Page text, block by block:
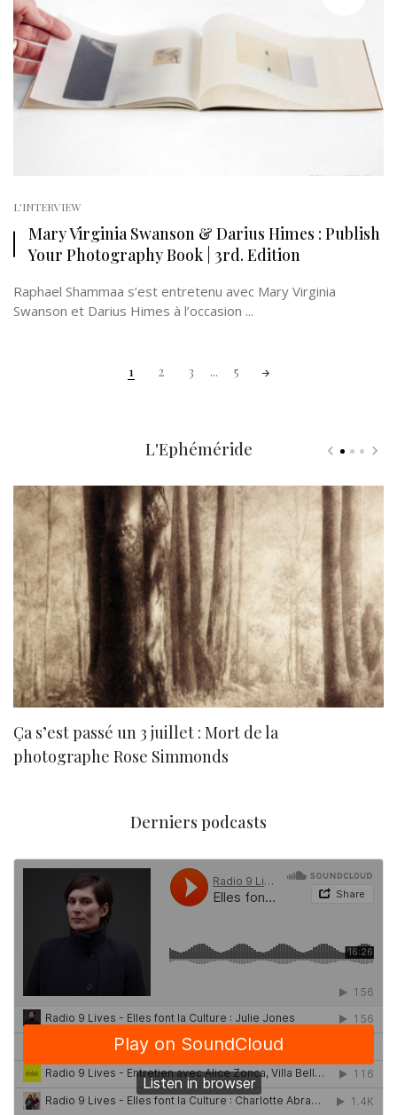
L'INTERVIEW
Mary Virginia Swanson & Darius Himes : Publish
Your Photography Book | 3rd. Edition
Raphael Shammaa s’est entretenu avec Mary Virginia
Swanson et Darius Himes à l’occasion ...
1 2 3 ... 5
L'Ephéméride
Ça s’est passé un 3 juillet : Mort de la
photographe Rose Simmonds
Derniers podcasts